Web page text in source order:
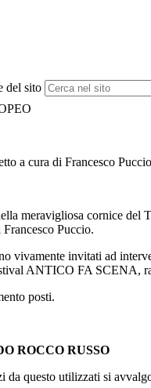
del sito
a cura di Francesco
meravigliosa cornice
Puccio.
vivamente invitati ad
ANTICO FA SCENA,
posti.
ROCCO RUSSO
da questo utilizzati si